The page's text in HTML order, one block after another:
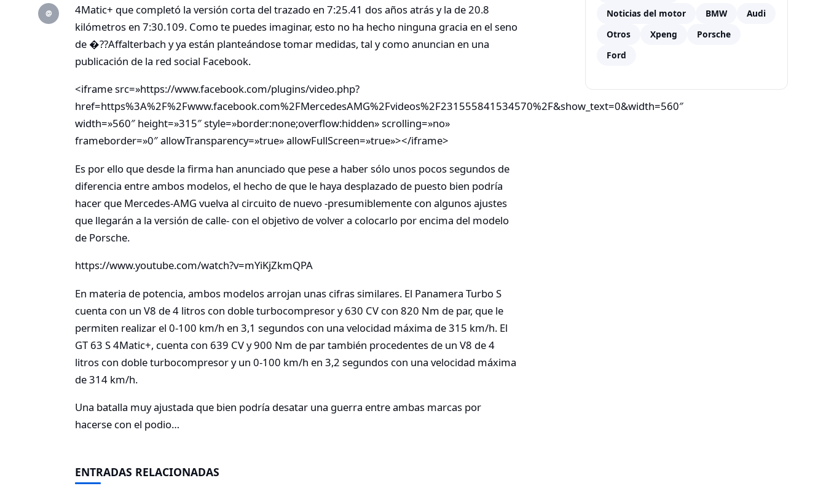
@
4Matic+ que completó la versión corta del trazado en 7:25.41 dos años atrás y la de 20.8
kilómetros en 7:30.109. Como te puedes imaginar, esto no ha hecho ninguna gracia en el seno
de �??Affalterbach y ya están planteándose tomar medidas, tal y como anuncian en una
publicación de la red social Facebook.
<iframe src=»https://www.facebook.com/plugins/video.php?
href=https%3A%2F%2Fwww.facebook.com%2FMercedesAMG%2Fvideos%2F231555841534570%2F&show_text=0&width=560″
width=»560″ height=»315″ style=»border:none;overflow:hidden» scrolling=»no»
frameborder=»0″ allowTransparency=»true» allowFullScreen=»true»></iframe>
Es por ello que desde la firma han anunciado que pese a haber sólo unos pocos segundos de
diferencia entre ambos modelos, el hecho de que le haya desplazado de puesto bien podría
hacer que Mercedes-AMG vuelva al circuito de nuevo -presumiblemente con algunos ajustes
que llegarán a la versión de calle- con el objetivo de volver a colocarlo por encima del modelo
de Porsche.
https://www.youtube.com/watch?v=mYiKjZkmQPA
En materia de potencia, ambos modelos arrojan unas cifras similares. El Panamera Turbo S
cuenta con un V8 de 4 litros con doble turbocompresor y 630 CV con 820 Nm de par, que le
permiten realizar el 0-100 km/h en 3,1 segundos con una velocidad máxima de 315 km/h. El
GT 63 S 4Matic+, cuenta con 639 CV y 900 Nm de par también procedentes de un V8 de 4
litros con doble turbocompresor y un 0-100 km/h en 3,2 segundos con una velocidad máxima
de 314 km/h.
Una batalla muy ajustada que bien podría desatar una guerra entre ambas marcas por
hacerse con el podio…
ENTRADAS RELACIONADAS
Noticias del motor
BMW
Audi
Otros
Xpeng
Porsche
Ford